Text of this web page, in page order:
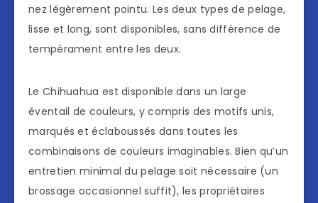
nez légèrement pointu. Les deux types de pelage,
lisse et long, sont disponibles, sans différence de
tempérament entre les deux.
Le Chihuahua est disponible dans un large
éventail de couleurs, y compris des motifs unis,
marqués et éclaboussés dans toutes les
combinaisons de couleurs imaginables. Bien qu’un
entretien minimal du pelage soit nécessaire (un
brossage occasionnel suffit), les propriétaires